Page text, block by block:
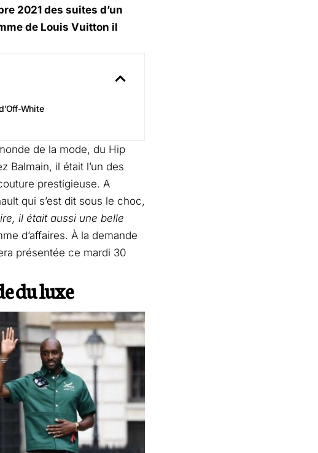
2021 des suites d’un
de Louis Vuitton il
White
de la mode, du Hip
Balmain, il était l’un des
prestigieuse. A
qui s’est dit sous le choc,
il était aussi une belle
d’affaires. À la demande
présentée ce mardi 30
du luxe